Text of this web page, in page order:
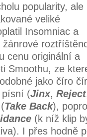
popularity, ale
veliké
Insomniac a
cenu originální a
Smoothu, ze
jako číro
písní (Jinx, Reject
Take Back),
(k níž klip
I přes hodně